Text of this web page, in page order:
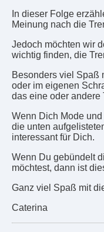
In dieser Folge
Meinung nach die
Jedoch möchten wir
wichtig finden, die
Besonders viel Spaß
oder im eigenen
das eine oder andere
Wenn Dich Mode
die unten
interessant für Dich.
Wenn Du gebündelt
möchtest, dann ist
Ganz viel Spaß mit
Caterina